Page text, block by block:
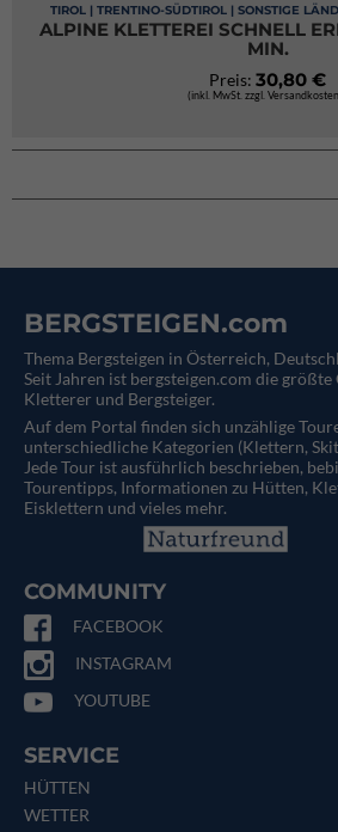
TIROL | TRENTINO-SÜDTIROL | SONSTIGE
ALPINE KLETTEREI SCHNELL
MIN.
Preis: 30,80 €
(inkl. MwSt. zzgl.
BERGSTEIGEN.com
Thema Bergsteigen in Österreich,
Seit Jahren ist bergsteigen.com die
Kletterer und Bergsteiger.
Auf dem Portal finden sich unzählige
unterschiedliche Kategorien (Klettern,
Jede Tour ist ausführlich beschrieben,
Tourentipps, Informationen zu Hütten,
Eisklettern und vieles mehr.
COMMUNITY
FACEBOOK
INSTAGRAM
YOUTUBE
SERVICE
HÜTTEN
WETTER